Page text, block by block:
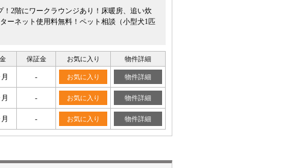
2階にワークラウンジあり！床暖房、追い炊
ーネット使用料無料！ペット相談（小型犬1匹
保証金 お気に入り 物件詳細
- お気に入り 物件詳細
- お気に入り 物件詳細
- お気に入り 物件詳細